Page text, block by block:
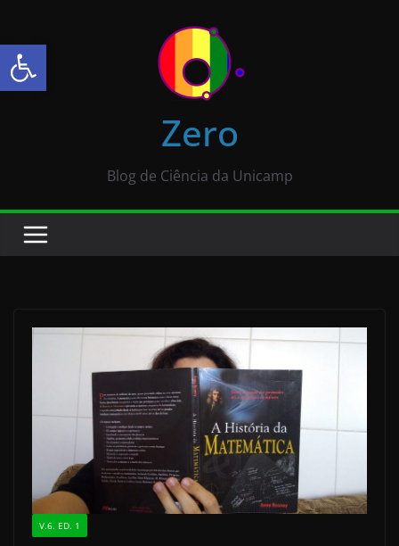
Abrir a barra de ferramentas
Zero
Blog de Ciência da Unicamp
V.6. ED. 1